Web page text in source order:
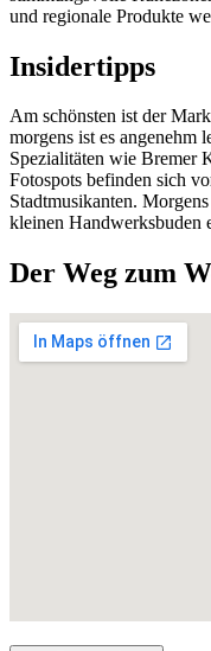
und regionale Produkte
Insidertipps
Am schönsten ist der
morgens ist es angenehm
Spezialitäten wie Bremer
Fotospots befinden sich
Stadtmusikanten.
kleinen Handwerksbuden
Der Weg zum